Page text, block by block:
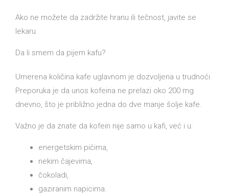
Ako ne možete da zadržite hranu ili tečnost, javite se
lekaru.
Da li smem da pijem kafu?
Umerena količina kafe uglavnom je dozvoljena u trudnoći.
Preporuka je da unos kofeina ne prelazi oko 200 mg
dnevno, što je približno jedna do dve manje šolje kafe.
Važno je da znate da kofein nije samo u kafi, već i u:
energetskim pićima,
nekim čajevima,
čokoladi,
gaziranim napicima.